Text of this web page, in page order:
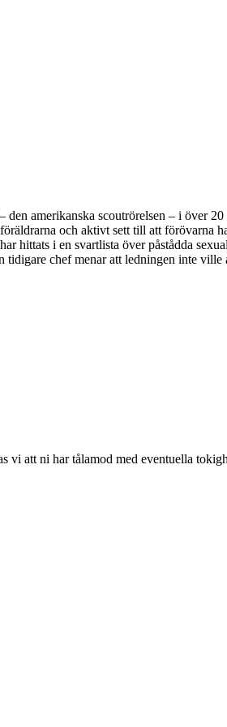
den amerikanska scoutrörelsen – i över
och aktivt sett till att förövarna
i en svartlista över påstådda
chef menar att ledningen inte
att ni har tålamod med eventuella